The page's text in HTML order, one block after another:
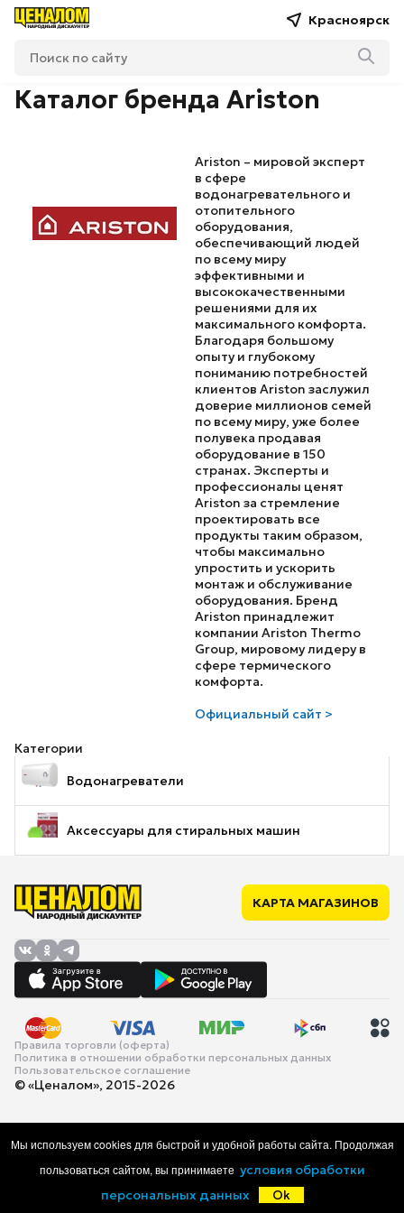
Красноярск
Каталог бренда Ariston
Ariston – мировой эксперт
в сфере
водонагревательного и
отопительного
оборудования,
обеспечивающий людей
по всему миру
эффективными и
высококачественными
решениями для их
максимального комфорта.
Благодаря большому
опыту и глубокому
пониманию потребностей
клиентов Ariston заслужил
доверие миллионов семей
по всему миру, уже более
полувека продавая
оборудование в 150
странах. Эксперты и
профессионалы ценят
Ariston за стремление
проектировать все
продукты таким образом,
чтобы максимально
упростить и ускорить
монтаж и обслуживание
оборудования. Бренд
Ariston принадлежит
компании Ariston Thermo
Group, мировому лидеру в
сфере термического
комфорта.
Официальный сайт >
Категории
Водонагреватели
Аксессуары для стиральных машин
КАРТА МАГАЗИНОВ
Правила торговли (оферта)
Политика в отношении обработки персональных данных
Пользовательское соглашение
© «Ценалом», 2015-2026
Каталог Корзина Избранное
Мы используем cookies для быстрой и удобной работы сайта. Продолжая
пользоваться сайтом, вы принимаете условия обработки
персональных данных
Ok